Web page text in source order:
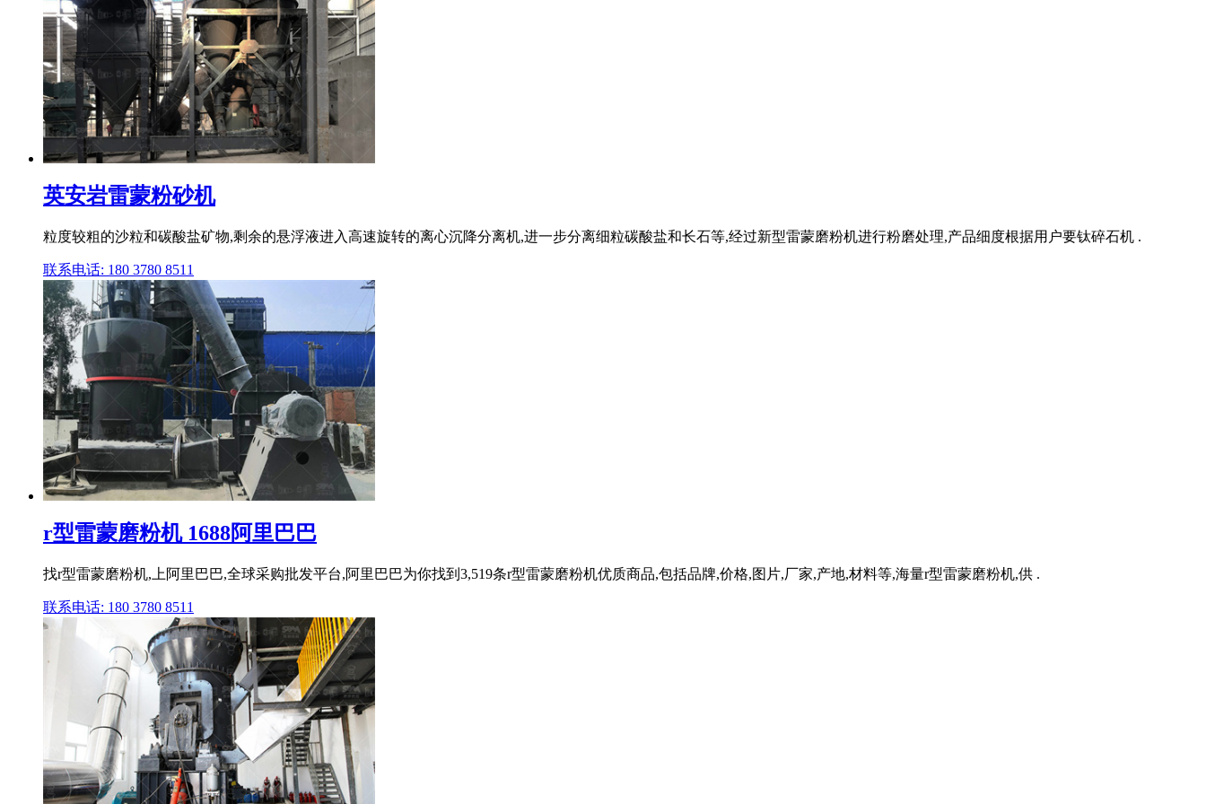
英安岩雷蒙粉砂机
粒度较粗的沙粒和碳酸盐矿物,剩余的悬浮液进入高速旋转的离心沉降分离机,进一步分离细粒碳酸盐和长石等,经过新型雷蒙磨粉机进行粉磨处理,产品细度根据用户要钛碎石机 .
联系电话: 180 3780 8511
r型雷蒙磨粉机 1688阿里巴巴
找r型雷蒙磨粉机,上阿里巴巴,全球采购批发平台,阿里巴巴为你找到3,519条r型雷蒙磨粉机优质商品,包括品牌,价格,图片,厂家,产地,材料等,海量r型雷蒙磨粉机,供 .
联系电话: 180 3780 8511